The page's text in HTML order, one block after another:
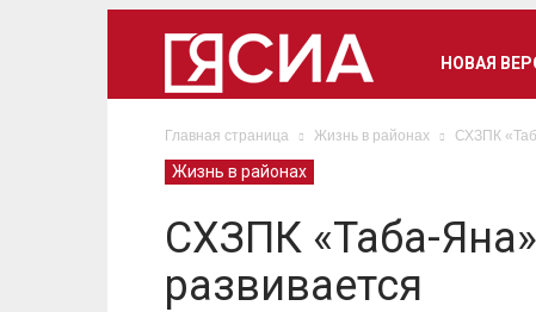
НОВАЯ
Главная страница Жизнь в районах СХЗПК
Жизнь в районах
СХЗПК «Таба-
развивается